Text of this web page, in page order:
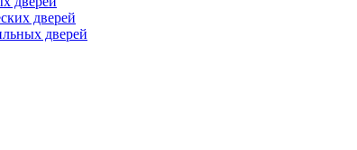
дверей
дверей